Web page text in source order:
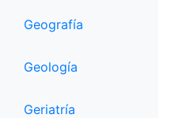
Geografía
Geología
Geriatría